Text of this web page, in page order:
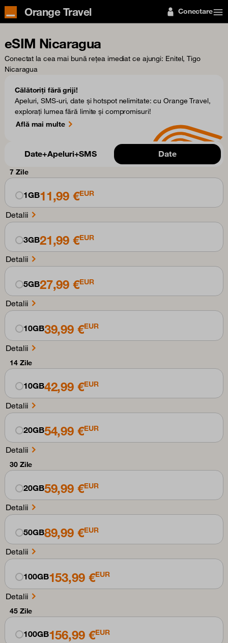
Orange Travel Conectare
eSIM Nicaragua
Conectat la cea mai bună rețea imediat ce ajungi: Enitel, Tigo
Nicaragua
Călătoriți fără griji!
Apeluri, SMS-uri, date și hotspot nelimitate: cu Orange Travel,
explorați lumea fără limite și compromisuri!
Află mai multe
Date+Apeluri+SMS Date
7 Zile
1GB11,99 €EUR
Detalii
3GB21,99 €EUR
Detalii
5GB27,99 €EUR
Detalii
10GB39,99 €EUR
Detalii
14 Zile
10GB42,99 €EUR
Detalii
20GB54,99 €EUR
Detalii
30 Zile
20GB59,99 €EUR
Detalii
50GB89,99 €EUR
Detalii
100GB153,99 €EUR
Detalii
45 Zile
100GB156,99 €EUR